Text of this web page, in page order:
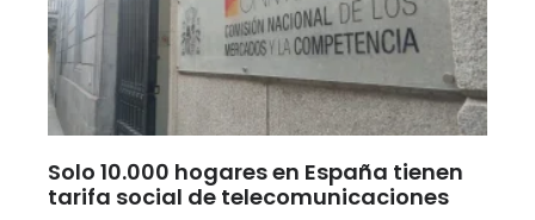
Solo 10.000 hogares en España tienen
tarifa social de telecomunicaciones